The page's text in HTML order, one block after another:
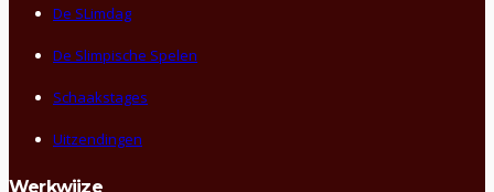
De SLimdag
De Slimpische Spelen
Schaakstages
Uitzendingen
Werkwijze